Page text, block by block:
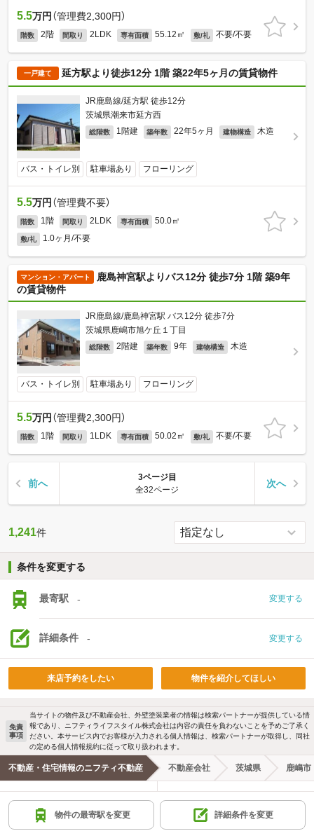
5.5万円 （管理費2,300円）
階数 2階 間取り 2LDK 専有面積 55.12㎡ 敷/礼 不要/不要
一戸建て 延方駅より徒歩12分 1階 築22年5ヶ月の賃貸物件
JR鹿島線/延方駅 徒歩12分
茨城県潮来市延方西
総階数 1階建 築年数 22年5ヶ月 建物構造 木造
バス・トイレ別 駐車場あり フローリング
5.5万円 （管理費不要）
階数 1階 間取り 2LDK 専有面積 50.0㎡
敷/礼 1.0ヶ月/不要
マンション・アパート
鹿島神宮駅よりバス12分 徒歩7分 1階 築9年
の賃貸物件
JR鹿島線/鹿島神宮駅 バス12分 徒歩7分
茨城県鹿嶋市旭ケ丘１丁目
総階数 2階建 築年数 9年 建物構造 木造
バス・トイレ別 駐車場あり フローリング
5.5万円 （管理費2,300円）
階数 1階 間取り 1LDK 専有面積 50.02㎡ 敷/礼 不要/不要
前へ
3ページ目
全32ページ
次へ
1,241件
条件を変更する
最寄駅 - 変更する
詳細条件 - 変更する
物件の最寄駅を変更 詳細条件を変更
来店予約をしたい 物件を紹介してほしい
免責
事項
当サイトの物件及び不動産会社、外壁塗装業者の情報は検索パートナーが提供している情
報であり、ニフティライフスタイル株式会社は内容の責任を負わないことを予めご了承く
ださい。本サービス内でお客様が入力される個人情報は、検索パートナーが取得し、同社
の定める個人情報規約に従って取り扱われます。
不動産・住宅情報のニフティ不動産 不動産会社 茨城県 鹿嶋市
ニフティ不動産 ニフティ不動産アプリ